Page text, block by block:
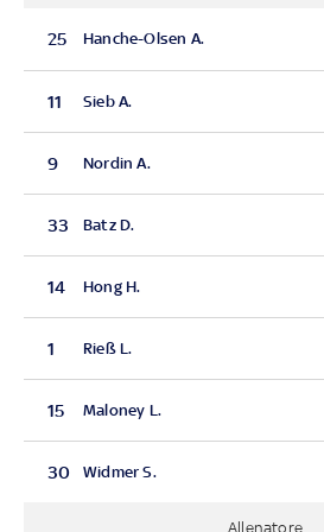
25 Hanche-Olsen A.
11 Sieb A.
9 Nordin A.
33 Batz D.
14 Hong H.
1 Rieß L.
15 Maloney L.
30 Widmer S.
Allenatore